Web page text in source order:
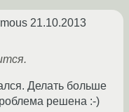
21.10.2013
Делать больше
решена :-)